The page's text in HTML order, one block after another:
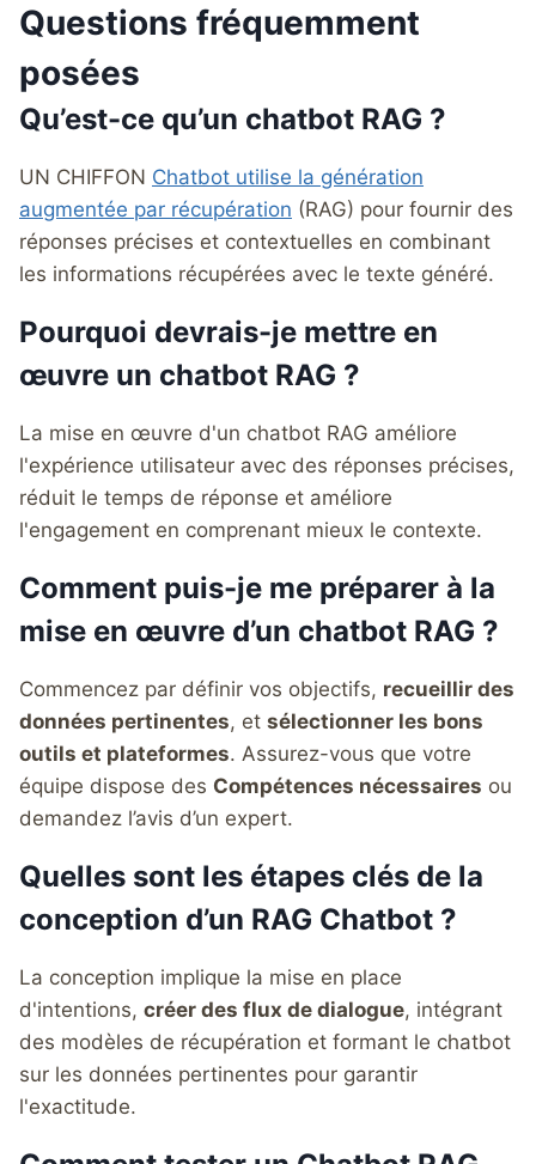
Questions fréquemment
posées
Qu’est-ce qu’un chatbot RAG ?
UN CHIFFON Chatbot utilise la génération
augmentée par récupération (RAG) pour fournir des
réponses précises et contextuelles en combinant
les informations récupérées avec le texte généré.
Pourquoi devrais-je mettre en
œuvre un chatbot RAG ?
La mise en œuvre d'un chatbot RAG améliore
l'expérience utilisateur avec des réponses précises,
réduit le temps de réponse et améliore
l'engagement en comprenant mieux le contexte.
Comment puis-je me préparer à la
mise en œuvre d’un chatbot RAG ?
Commencez par définir vos objectifs, recueillir des
données pertinentes, et sélectionner les bons
outils et plateformes. Assurez-vous que votre
équipe dispose des Compétences nécessaires ou
demandez l’avis d’un expert.
Quelles sont les étapes clés de la
conception d’un RAG Chatbot ?
La conception implique la mise en place
d'intentions, créer des flux de dialogue, intégrant
des modèles de récupération et formant le chatbot
sur les données pertinentes pour garantir
l'exactitude.